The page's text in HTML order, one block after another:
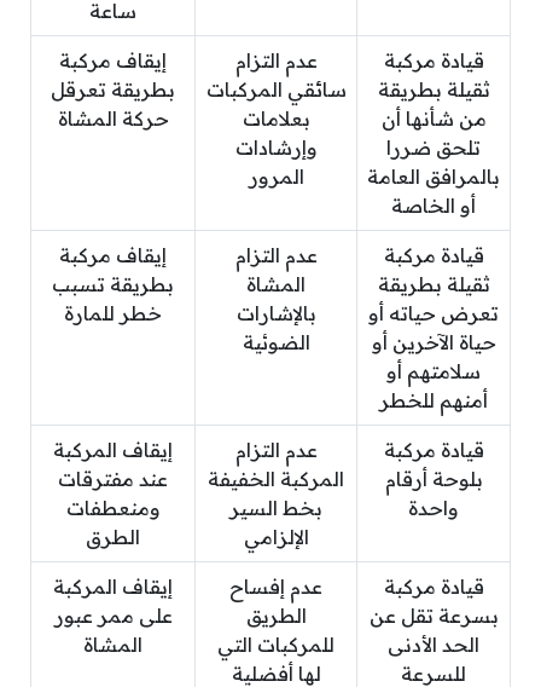
ساعة
قيادة مركبة
ثقيلة بطريقة
من شأنها أن
تلحق ضررا
بالمرافق العامة
أو الخاصة
عدم التزام
سائقي المركبات
بعلامات
وإرشادات
المرور
إيقاف مركبة
بطريقة تعرقل
حركة المشاة
قيادة مركبة
ثقيلة بطريقة
تعرض حياته أو
حياة الآخرين أو
سلامتهم أو
أمنهم للخطر
عدم التزام
المشاة
بالإشارات
الضوئية
إيقاف مركبة
بطريقة تسبب
خطر للمارة
قيادة مركبة
بلوحة أرقام
واحدة
عدم التزام
المركبة الخفيفة
بخط السير
الإلزامي
إيقاف المركبة
عند مفترقات
ومنعطفات
الطرق
قيادة مركبة
بسرعة تقل عن
الحد الأدنى
للسرعة
عدم إفساح
الطريق
للمركبات التي
لها أفضلية
إيقاف المركبة
على ممر عبور
المشاة